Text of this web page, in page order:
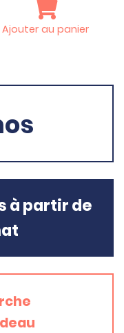
Ajouter au panier
à partir de